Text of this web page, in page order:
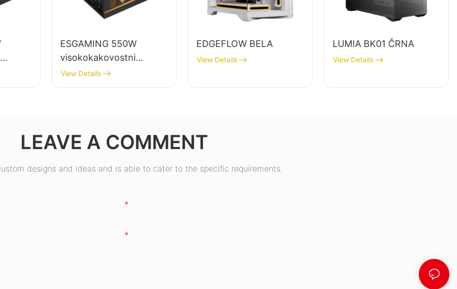
ESGAMING 550W
visokokakovostni
napajalniki za namizne
računalnike z
View Details
EDGEFLOW BELA
View Details
LUMIA BK01 ČRNA
View Details
LEAVE A COMMENT
designs and ideas and is able to cater to the specific requirements.